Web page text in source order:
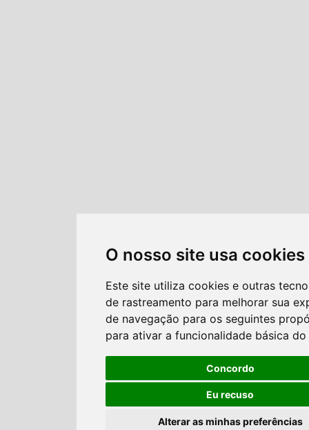
O nosso site usa cookies
Este site utiliza cookies e outras
de rastreamento para melhorar sua
de navegação para os seguintes
para ativar a funcionalidade básica
Concordo
Eu recuso
Alterar as minhas preferências